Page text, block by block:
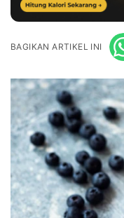
BAGIKAN ARTIKEL INI